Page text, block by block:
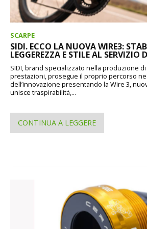
SCARPE
SIDI. ECCO LA NUOVA WIRE3:
LEGGEREZZA E STILE AL SERVIZIO
SIDI, brand specializzato nella produzione
prestazioni, prosegue il proprio percorso
dell’innovazione presentando la Wire 3,
unisce traspirabilità,...
CONTINUA A LEGGERE